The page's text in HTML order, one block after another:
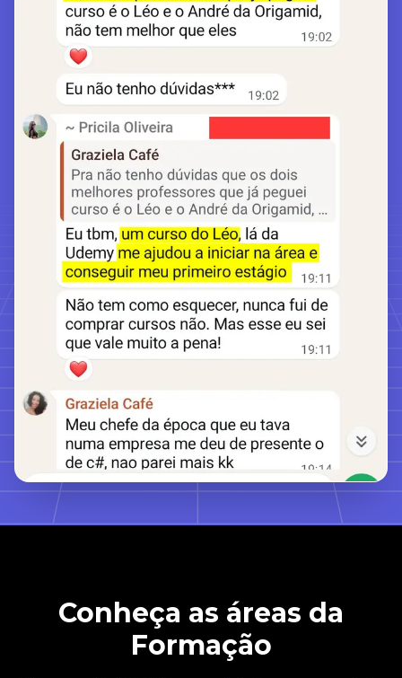
Conheça as áreas da
Formação